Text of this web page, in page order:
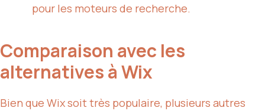
pour les moteurs de recherche.
Comparaison avec les
alternatives à Wix
Bien que Wix soit très populaire, plusieurs autres